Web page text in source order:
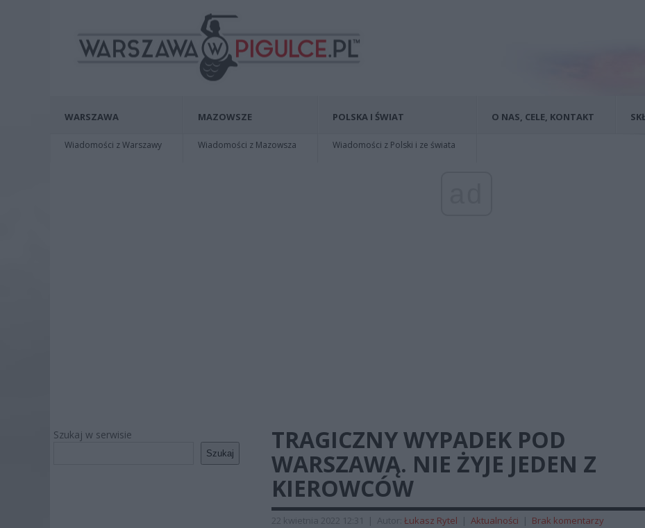
WARSZAWA
Wiadomości z Warszawy
MAZOWSZE
Wiadomości z Mazowsza
POLSKA I ŚWIAT
Wiadomości z Polski i ze świata
O NAS, CELE, KONTAKT
Szukaj w serwisie
Szukaj
TRAGICZNY WYPADEK POD
WARSZAWĄ. NIE ŻYJE JEDEN Z
KIEROWCÓW
22 kwietnia 2022 12:31 | Autor: Łukasz Rytel | Aktualności | Brak komentarzy